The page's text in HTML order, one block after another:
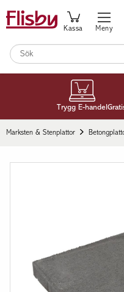
Meny
Kassa
Trygg E-handel
Marksten & Stenplattor